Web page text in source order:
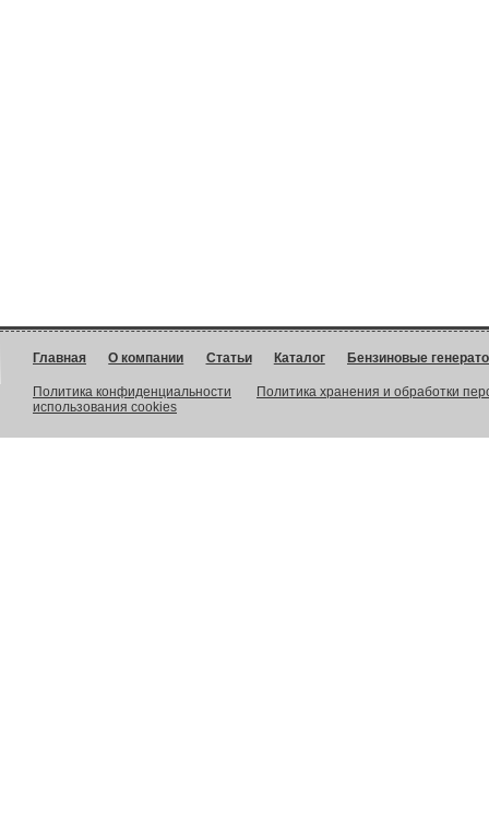
Главная О компании Статьи Каталог Бензиновые
Политика конфиденциальности
Политика хранения и обработки
использования cookies